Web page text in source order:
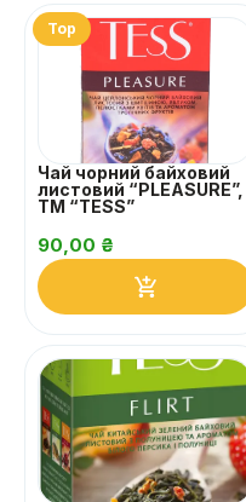
Top
Чай чорний байховий
листовий “PLEASURE”,
ТМ “TESS”
90,00 ₴